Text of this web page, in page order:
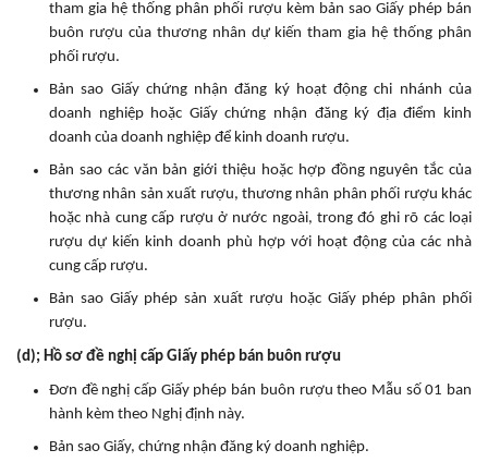
tham gia hệ thống phân phối rượu kèm bản sao Giấy phép bán
buôn rượu của thương nhân dự kiến tham gia hệ thống phân
phối rượu.
Bản sao Giấy chứng nhận đăng ký hoạt động chi nhánh của
doanh nghiệp hoặc Giấy chứng nhận đăng ký địa điểm kinh
doanh của doanh nghiệp để kinh doanh rượu.
Bản sao các văn bản giới thiệu hoặc hợp đồng nguyên tắc của
thương nhân sản xuất rượu, thương nhân phân phối rượu khác
hoặc nhà cung cấp rượu ở nước ngoài, trong đó ghi rõ các loại
rượu dự kiến kinh doanh phù hợp với hoạt động của các nhà
cung cấp rượu.
Bản sao Giấy phép sản xuất rượu hoặc Giấy phép phân phối
rượu.
(d); Hồ sơ đề nghị cấp Giấy phép bán buôn rượu
Đơn đề nghị cấp Giấy phép bán buôn rượu theo Mẫu số 01 ban
hành kèm theo Nghị định này.
Bản sao Giấy, chứng nhận đăng ký doanh nghiệp.